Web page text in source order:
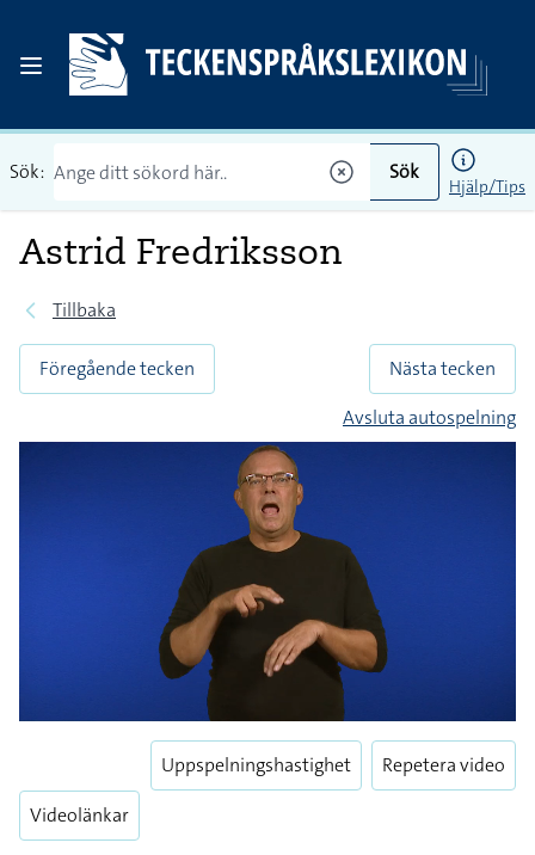
Sök: Sök
Hjälp/Tips
Astrid Fredriksson
Tillbaka
Föregående tecken
Nästa tecken
Avsluta autospelning
Videolänkar
Uppspelningshastighet Repetera video